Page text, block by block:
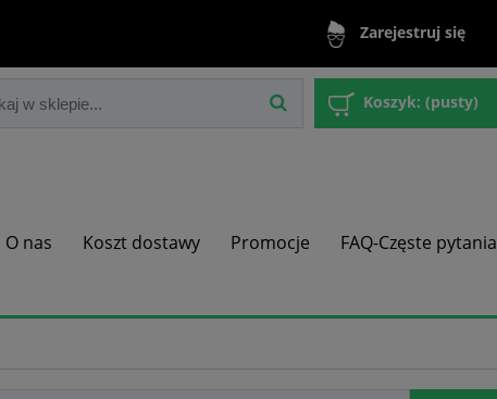
Zarejestruj się
Koszyk: (pusty)
O nas Koszt dostawy Promocje FAQ-Częste pytania